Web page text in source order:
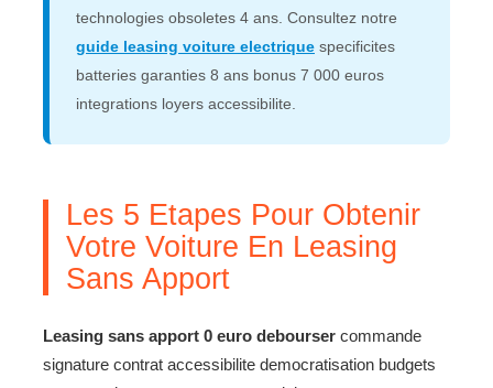
technologies obsoletes 4 ans. Consultez notre
guide leasing voiture electrique specificites
batteries garanties 8 ans bonus 7 000 euros
integrations loyers accessibilite.
Les 5 Etapes Pour Obtenir
Votre Voiture En Leasing
Sans Apport
Leasing sans apport 0 euro debourser commande
signature contrat accessibilite democratisation budgets